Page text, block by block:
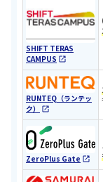
SHIFT TERAS
CAMPUS
RUNTEQ（ランテッ
ク）
ZeroPlus Gate